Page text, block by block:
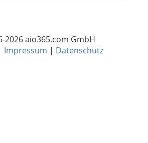
2026 aio365.com GmbH
Impressum | Datenschutz